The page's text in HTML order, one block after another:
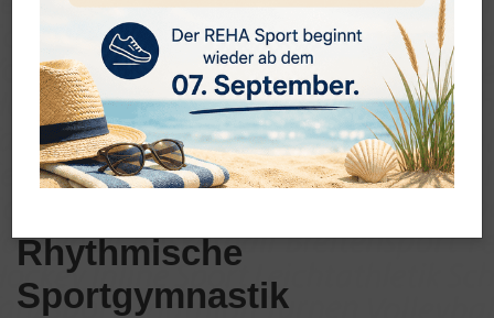
Rhythmische
Sportgymnastik